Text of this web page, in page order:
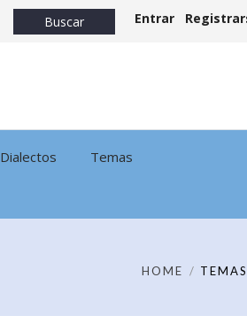
Entrar
Dialectos Temas
HOME TEMAS